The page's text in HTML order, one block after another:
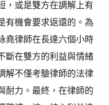
，或是雙方在調解上有
有機會要求返還的。為
堯律師在長達六個小時
斷在雙方的利益與情緒
解不僅考驗律師的法律
耐力。最終，在律師的